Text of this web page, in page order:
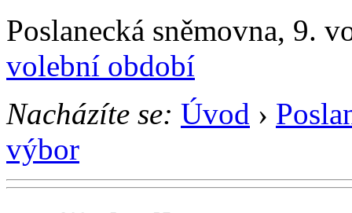
Poslanecká sněmovna, 9.
volební období
Nacházíte se: Úvod ›
výbor